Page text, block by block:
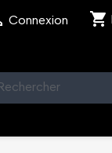
Connexion shopping_cart